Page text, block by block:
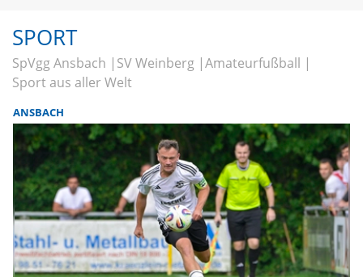
SPORT
SpVgg Ansbach SV Weinberg Amateurfußball
Sport aus aller Welt
ANSBACH